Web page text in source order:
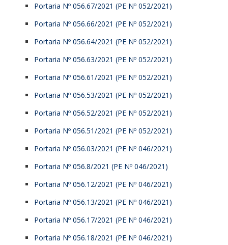
Portaria Nº 056.67/2021 (PE Nº 052/2021)
Portaria Nº 056.66/2021 (PE Nº 052/2021)
Portaria Nº 056.64/2021 (PE Nº 052/2021)
Portaria Nº 056.63/2021 (PE Nº 052/2021)
Portaria Nº 056.61/2021 (PE Nº 052/2021)
Portaria Nº 056.53/2021 (PE Nº 052/2021)
Portaria Nº 056.52/2021 (PE Nº 052/2021)
Portaria Nº 056.51/2021 (PE Nº 052/2021)
Portaria Nº 056.03/2021 (PE Nº 046/2021)
Portaria Nº 056.8/2021 (PE Nº 046/2021)
Portaria Nº 056.12/2021 (PE Nº 046/2021)
Portaria Nº 056.13/2021 (PE Nº 046/2021)
Portaria Nº 056.17/2021 (PE Nº 046/2021)
Portaria Nº 056.18/2021 (PE Nº 046/2021)